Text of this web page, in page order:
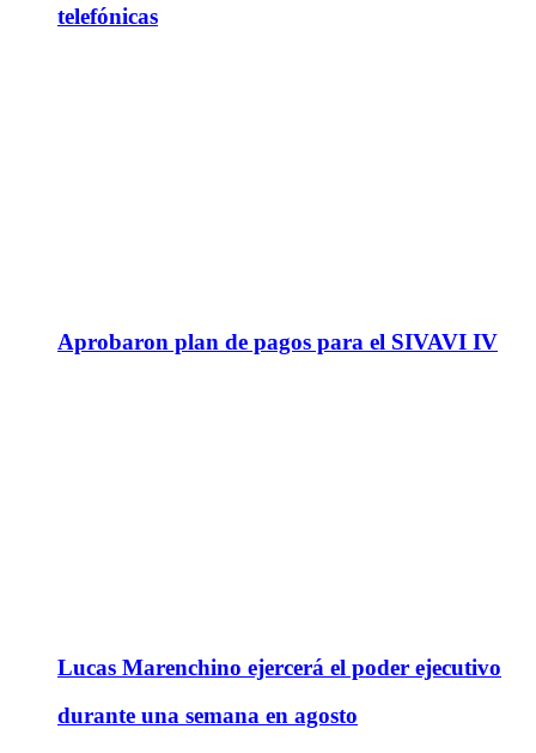
telefónicas
Aprobaron plan de pagos para el SIVAVI IV
Lucas Marenchino ejercerá el poder ejecutivo
durante una semana en agosto